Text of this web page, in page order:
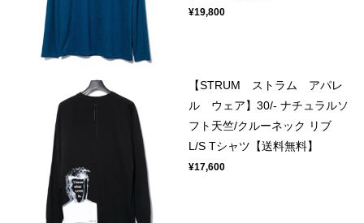
¥19,800
【STRUM ストラム アパレ
ル ウェア】30/- ナチュラルソ
フト天竺/クルーネック リブ
L/S Tシャツ【送料無料】
¥17,600